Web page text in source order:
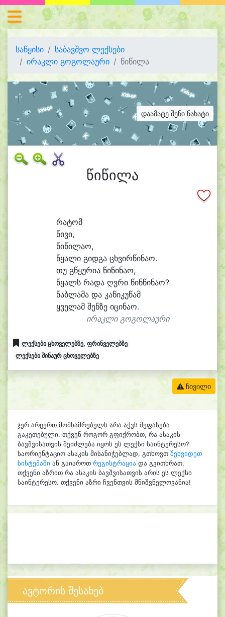
საწყისი
საბავშვო ლექსები
ირაკლი გოგოლაური
წიწილა
დაამატე შენი ნახატი
წიწილა
რატომ
წივი,
წიწილაო,
წყალი გიდგა ცხვირწინაო.
თუ გწყურია წიწინაო,
წყალს რადა ღვრი წინწინაო?
წაბლამა და კაწიკუწამ
ყველამ შენზე იცინაო.
ირაკლი გოგოლაური
ლექსები ცხოველებზე, ფრინველებზე
ლექსები შინაურ ცხოველებზე
ჩივილი
ჯერ არცერთ მომხამრებელს არა აქვს შეფასება
გაკეთებული. თქვენ როგორ გფიქრობთ, რა ასაკის
ბავშვისათვის შეიძლება იყოს ეს ლექსი საინტერესო?
საორიენტაციო ასაკის მისანიჭებლად, გთხოვთ შეხვიდეთ
სისტემაში ან გაიაროთ რეგისტრაცია და გვითხრათ,
თქვენი აზრით რა ასაკის ბავშვისათვის არის ეს ლექსი
საინტერესო. თქვენი აზრი ჩვენთვის მნიშვნელოვანია!
ავტორის შესახებ